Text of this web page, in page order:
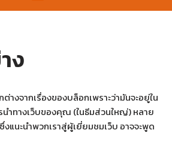
ง
างจากเรื่องของบล็อกเพราะว่ามันจะอยู่ใน
นำทางเว็บของคุณ (ในธีมส่วนใหญ่) หลาย
แนะนำพวกเราสู่ผู้เยี่ยมชมเว็บ อาจจะพูด